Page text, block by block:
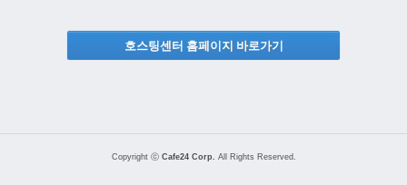
호스팅센터 홈페이지 바로가기
Copyright ⓒ Cafe24 Corp. All Rights Reserved.